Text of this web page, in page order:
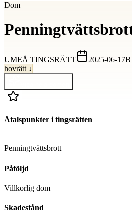
Dom
UMEÅ TINGSRÄTT 2025-06-17B
hovrätt ↓
Åtalspunkter i tingsrätten
Penningtvättsbrott
Påföljd
Villkorlig dom
Skadestånd